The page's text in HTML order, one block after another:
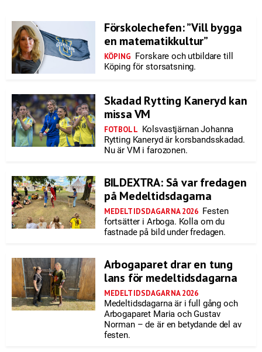
Förskolechefen: ”Vill bygga
en matematikkultur”
KÖPING Forskare och utbildare till
Köping för storsatsning.
Skadad Rytting Kaneryd kan
missa VM
FOTBOLL Kolsvastjärnan Johanna
Rytting Kaneryd är korsbandsskadad.
Nu är VM i farozonen.
BILDEXTRA: Så var fredagen
på Medeltidsdagarna
MEDELTIDSDAGARNA 2026 Festen
fortsätter i Arboga. Kolla om du
fastnade på bild under fredagen.
Arbogaparet drar en tung
lans för medeltidsdagarna
MEDELTIDSDAGARNA 2026
Medeltidsdagarna är i full gång och
Arbogaparet Maria och Gustav
Norman – de är en betydande del av
festen.